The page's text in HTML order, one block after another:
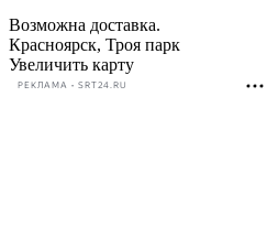
Возможна доставка.
Красноярск, Троя парк
Увеличить карту
РЕКЛАМА • SRT24.RU